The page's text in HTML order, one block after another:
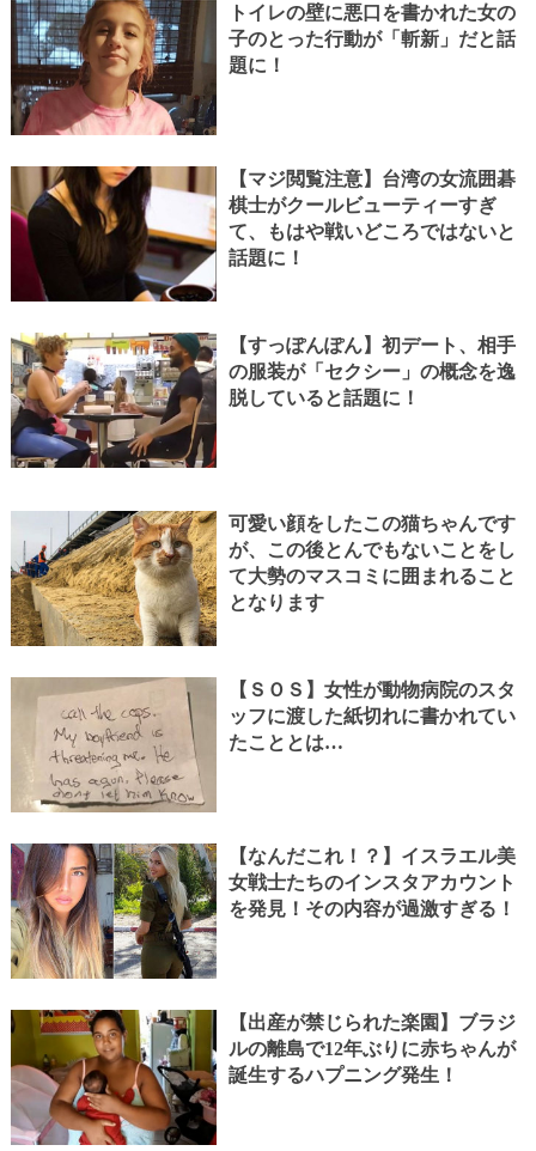
トイレの壁に悪口を書かれた女の
子のとった行動が「斬新」だと話
題に！
【マジ閲覧注意】台湾の女流囲碁
棋士がクールビューティーすぎ
て、もはや戦いどころではないと
話題に！
【すっぽんぽん】初デート、相手
の服装が「セクシー」の概念を逸
脱していると話題に！
可愛い顔をしたこの猫ちゃんです
が、この後とんでもないことをし
て大勢のマスコミに囲まれること
となります
【ＳＯＳ】女性が動物病院のスタ
ッフに渡した紙切れに書かれてい
たこととは…
【なんだこれ！？】イスラエル美
女戦士たちのインスタアカウント
を発見！その内容が過激すぎる！
【出産が禁じられた楽園】ブラジ
ルの離島で12年ぶりに赤ちゃんが
誕生するハプニング発生！